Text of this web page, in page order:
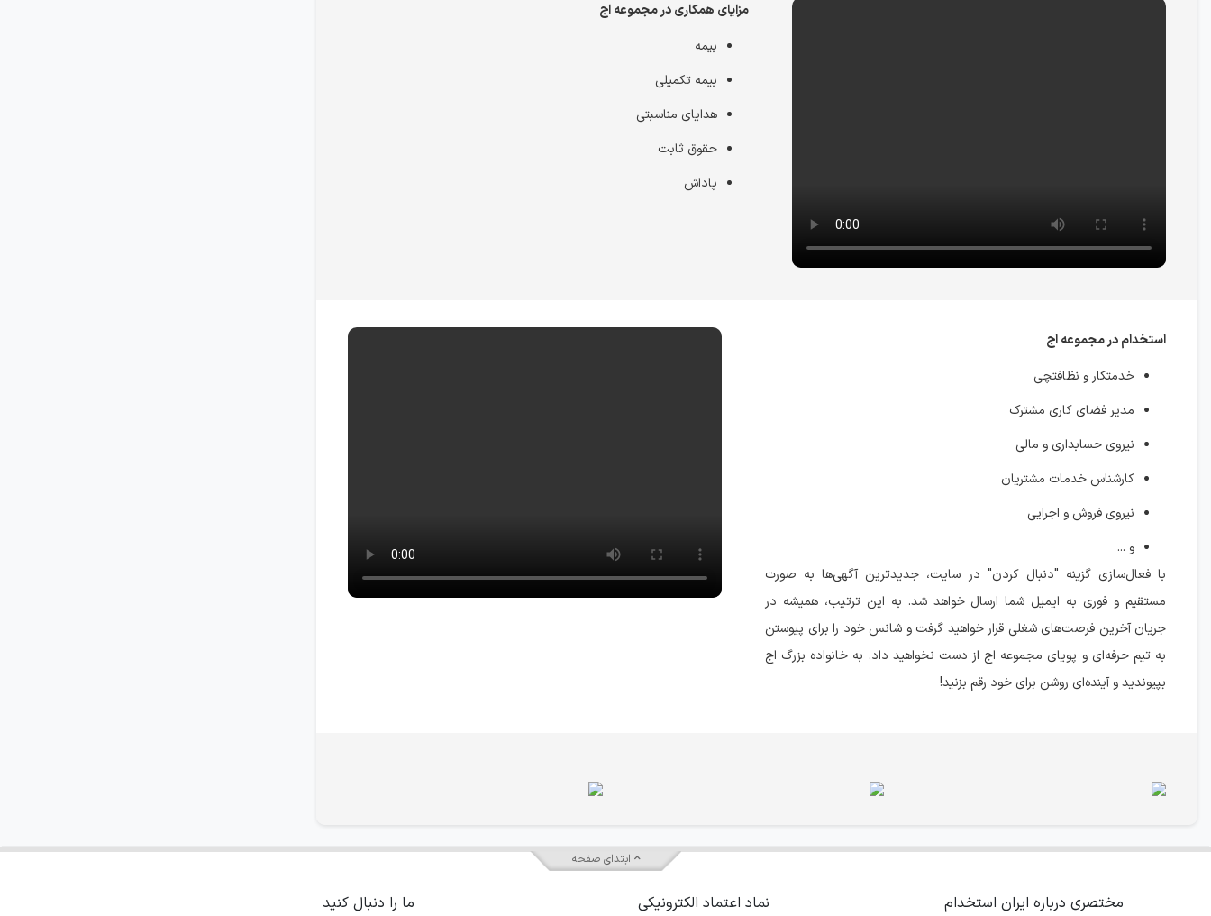
مزایای همکاری در مجموعه اج
بیمه
بیمه تکمیلی
هدایای مناسبتی
حقوق ثابت
پاداش
استخدام در مجموعه اج
خدمتکار و نظافتچی
مدیر فضای کاری مشترک
نیروی حسابداری و مالی
کارشناس خدمات مشتریان
نیروی فروش و اجرایی
و ...
با فعال‌سازی گزینه "دنبال کردن" در سایت، جدیدترین آگهی‌ها به صورت
مستقیم و فوری به ایمیل شما ارسال خواهد شد. به این ترتیب، همیشه در
جریان آخرین فرصت‌های شغلی قرار خواهید گرفت و شانس خود را برای پیوستن
به تیم حرفه‌ای و پویای مجموعه اج از دست نخواهید داد. به خانواده بزرگ اج
بپیوندید و آینده‌ای روشن برای خود رقم بزنید!
ابتدای صفحه
مختصری درباره ایران استخدام نماد اعتماد الکترونیکی ما را دنبال کنید